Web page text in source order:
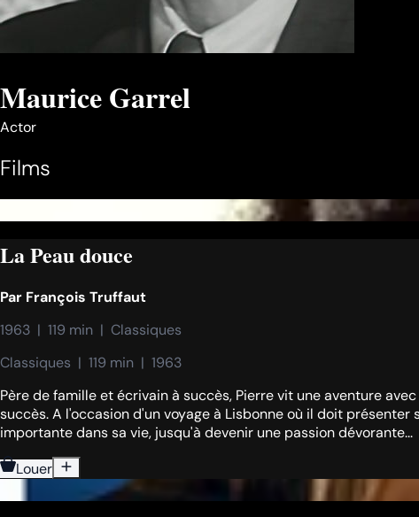
Maurice Garrel
Actor
Films
La Peau douce
Par François Truffaut
1963  |  119 min  |  Classiques
Classiques  |  119 min  |  1963
Père de famille et écrivain à succès, Pierre vit une aventure
succès. A l'occasion d'un voyage à Lisbonne où il doit
importante dans sa vie, jusqu'à devenir une passion dévorante...
Louer